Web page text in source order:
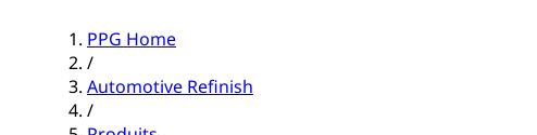
PPG Home
/
Automotive Refinish
/